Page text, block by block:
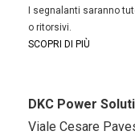
I segnalanti saranno
o ritorsivi.
SCOPRI DI PIÙ
DKC Power
Viale Cesare